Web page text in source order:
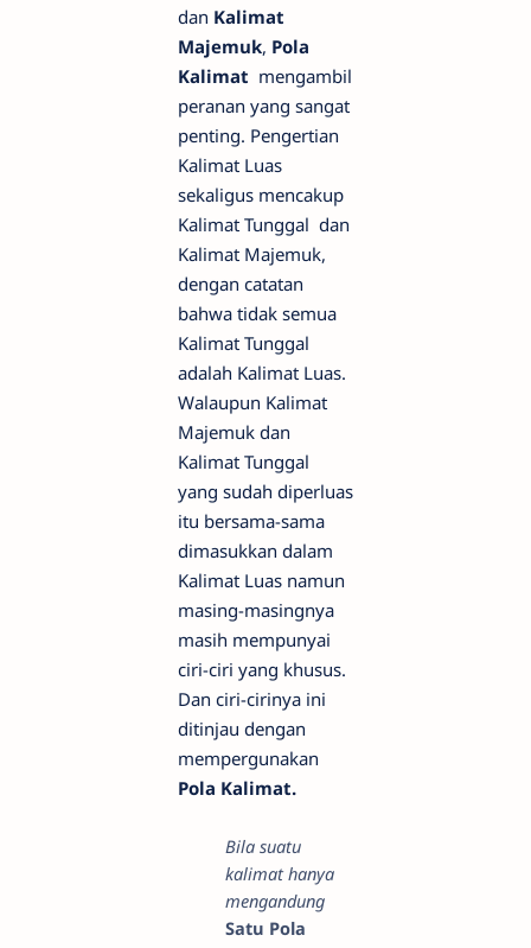
dan Kalimat
Majemuk, Pola
Kalimat mengambil
peranan yang sangat
penting. Pengertian
Kalimat Luas
sekaligus mencakup
Kalimat Tunggal dan
Kalimat Majemuk,
dengan catatan
bahwa tidak semua
Kalimat Tunggal
adalah Kalimat Luas.
Walaupun Kalimat
Majemuk dan
Kalimat Tunggal
yang sudah diperluas
itu bersama-sama
dimasukkan dalam
Kalimat Luas namun
masing-masingnya
masih mempunyai
ciri-ciri yang khusus.
Dan ciri-cirinya ini
ditinjau dengan
mempergunakan
Pola Kalimat.
Bila suatu
kalimat hanya
mengandung
Satu Pola